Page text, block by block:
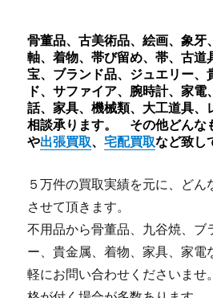
骨董品、古美術品、絵画、象牙
軸、着物、帯び留め、帯、古道
宝、ブランド品、ジュエリー、
ド、サファイア、腕時計、家
話、家具、機械類、大工道具、
相談承ります。 その他どんな
や出張買取、宅配買取など致し
５万件の買取実績を元に、どん
させて頂きます。
不用品から骨董品、九谷焼、ブ
ー、貴金属、着物、家具、家電
軽にお問い合わせくださいませ